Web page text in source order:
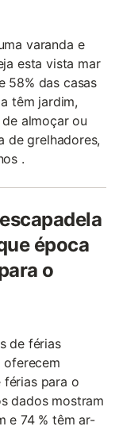
varanda e
esta vista mar
58% das casas
têm jardim,
almoçar ou
de grelhadores,
.
época
o
de férias
oferecem
férias para o
dados mostram
e 74 % têm ar-